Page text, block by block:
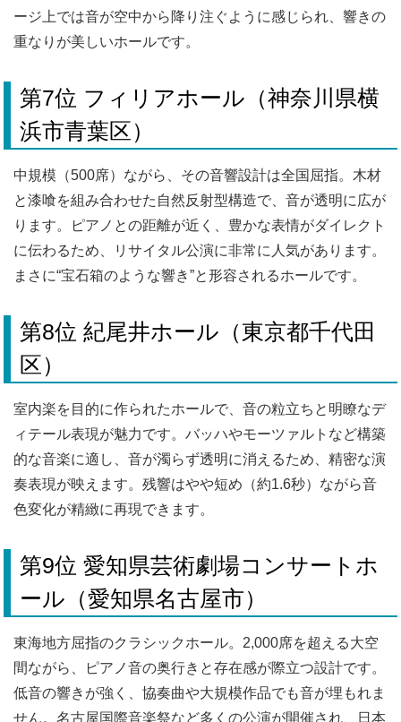
ージ上では音が空中から降り注ぐように感じられ、響きの
重なりが美しいホールです。
第7位 フィリアホール（神奈川県横
浜市青葉区）
中規模（500席）ながら、その音響設計は全国屈指。木材
と漆喰を組み合わせた自然反射型構造で、音が透明に広が
ります。ピアノとの距離が近く、豊かな表情がダイレクト
に伝わるため、リサイタル公演に非常に人気があります。
まさに“宝石箱のような響き”と形容されるホールです。
第8位 紀尾井ホール（東京都千代田
区）
室内楽を目的に作られたホールで、音の粒立ちと明瞭なデ
ィテール表現が魅力です。バッハやモーツァルトなど構築
的な音楽に適し、音が濁らず透明に消えるため、精密な演
奏表現が映えます。残響はやや短め（約1.6秒）ながら音
色変化が精緻に再現できます。
第9位 愛知県芸術劇場コンサートホ
ール（愛知県名古屋市）
東海地方屈指のクラシックホール。2,000席を超える大空
間ながら、ピアノ音の奥行きと存在感が際立つ設計です。
低音の響きが強く、協奏曲や大規模作品でも音が埋もれま
せん。名古屋国際音楽祭など多くの公演が開催され、日本